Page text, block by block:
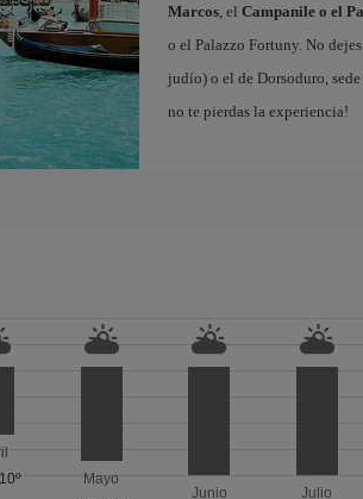
Marcos, el Campanile o el
o el Palazzo Fortuny. No
judío) o el de Dorsoduro,
no te pierdas la experiencia!
10º
Mayo
Junio
Julio